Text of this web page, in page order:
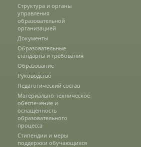
Сотрудники
Попечительский совет
Гордость университета
Ученый совет
Структура и органы
управления
образовательной
организацией
Документы
Образовательные
стандарты и требования
Образование
Руководство
Педагогический состав
Материально-техническое
обеспечение и
оснащенность
образовательного
процесса
Стипендии и меры
поддержки обучающихся